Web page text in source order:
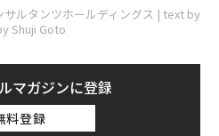
ルタンツホールディングス | text by
Shuji Goto
マガジンに登録
料登録